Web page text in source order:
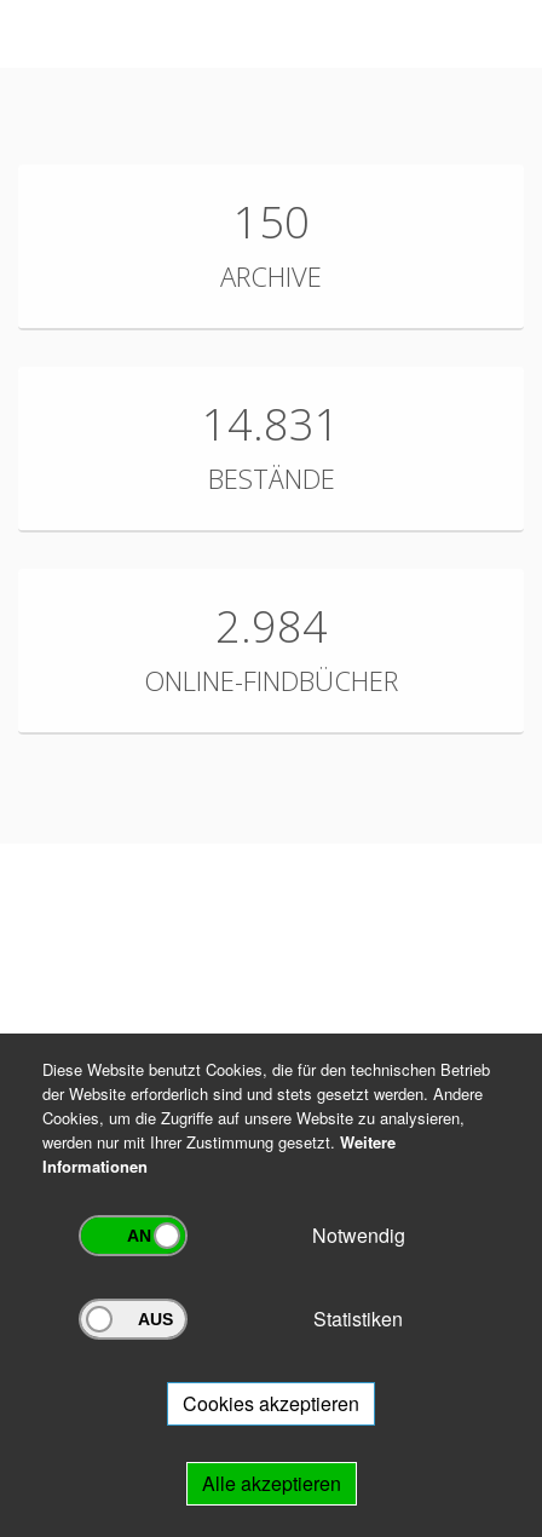
150
ARCHIVE
14.831
BESTÄNDE
2.984
ONLINE-FINDBÜCHER
Archivportal Thüringen
Ihnen beratend zur Seite.
Diese Website benutzt Cookies, die für den technischen Betrieb
der Website erforderlich sind und stets gesetzt werden. Andere
Cookies, um die Zugriffe auf unsere Website zu analysieren,
werden nur mit Ihrer Zustimmung gesetzt. Weitere
Informationen
Notwendig
Statistiken
Cookies akzeptieren
Alle akzeptieren